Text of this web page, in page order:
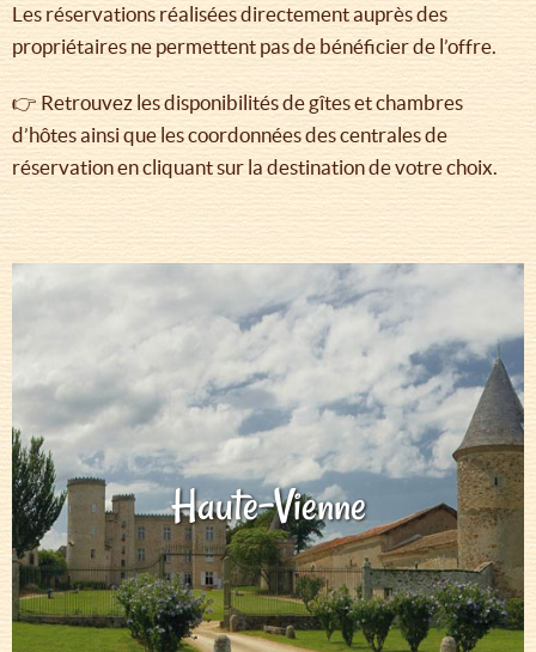
Les réservations réalisées directement auprès des
propriétaires ne permettent pas de bénéficier de l’offre.
👉 Retrouvez les disponibilités de gîtes et chambres
d’hôtes ainsi que les coordonnées des centrales de
réservation en cliquant sur la destination de votre choix.
Haute-Vienne